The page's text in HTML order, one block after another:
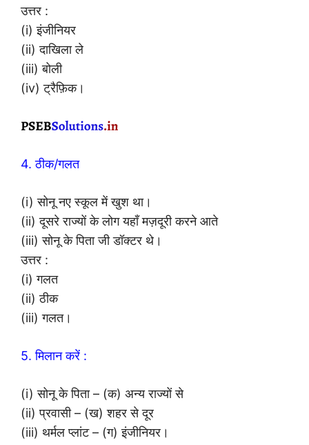
उत्तर :
(i) इंजीनियर
(ii) दाखिला ले
(iii) बोली
(iv) ट्रैफ़िक।
4. ठीक/गलत
(i) सोनू नए स्कूल में खुश था।
(ii) दूसरे राज्यों के लोग यहाँ मज़दूरी करने आते
(iii) सोनू के पिता जी डॉक्टर थे।
उत्तर :
(i) गलत
(ii) ठीक
(iii) गलत।
5. मिलान करें :
(i) सोनू के पिता – (क) अन्य राज्यों से
(ii) प्रवासी – (ख) शहर से दूर
(iii) थर्मल प्लांट – (ग) इंजीनियर।